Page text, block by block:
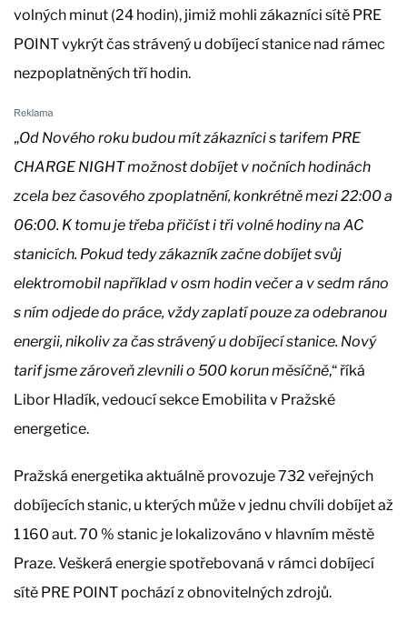
volných minut (24 hodin), jimiž mohli zákazníci sítě PRE
POINT vykrýt čas strávený u dobíjecí stanice nad rámec
nezpoplatněných tří hodin.
„Od Nového roku budou mít zákazníci s tarifem PRE
CHARGE NIGHT možnost dobíjet v nočních hodinách
zcela bez časového zpoplatnění, konkrétně mezi 22:00 a
06:00. K tomu je třeba přičíst i tři volné hodiny na AC
stanicích. Pokud tedy zákazník začne dobíjet svůj
elektromobil například v osm hodin večer a v sedm ráno
s ním odjede do práce, vždy zaplatí pouze za odebranou
energii, nikoliv za čas strávený u dobíjecí stanice. Nový
tarif jsme zároveň zlevnili o 500 korun měsíčně,“ říká
Libor Hladík, vedoucí sekce Emobilita v Pražské
energetice.
Pražská energetika aktuálně provozuje 732 veřejných
dobíjecích stanic, u kterých může v jednu chvíli dobíjet až
1 160 aut. 70 % stanic je lokalizováno v hlavním městě
Praze. Veškerá energie spotřebovaná v rámci dobíjecí
sítě PRE POINT pochází z obnovitelných zdrojů.